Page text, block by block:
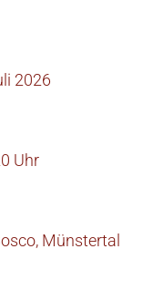
2026
Uhr
Münstertal